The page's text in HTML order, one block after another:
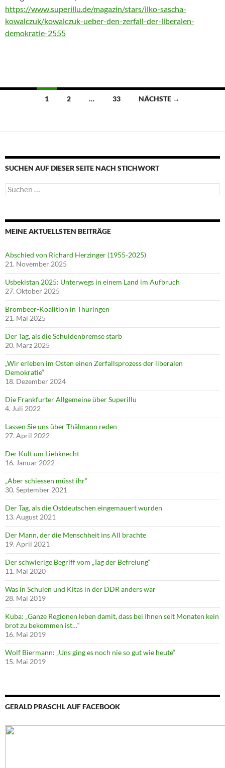
https://www.superillu.de/magazin/stars/ilko-sascha-
kowalczuk/kowalczuk-ueber-den-zerfall-der-liberalen-
demokratie-2555
Beitragsnavigation
1 2 … 33 NÄCHSTE →
SUCHEN AUF DIESER SEITE NACH STICHWORT
Suche
nach:
MEINE AKTUELLSTEN BEITRÄGE
Abschied von Richard Herzinger (1955-2025)
21. November 2025
Usbekistan 2025: Unterwegs in einem Land im Aufbruch
27. Oktober 2025
Brombeer-Koalition in Thüringen
21. Mai 2025
Der Tag, als die Schuldenbremse starb
20. März 2025
„Wir erleben im Osten einen Zerfallsprozess der liberalen
Demokratie“
18. Dezember 2024
Die Frankfurter Allgemeine über Superillu
4. Juli 2022
Lassen Sie uns über Thälmann reden
27. April 2022
Der Kult um Liebknecht
16. Januar 2022
„Aber schiessen müsst ihr“
30. September 2021
Der Tag, als die Ostdeutschen eingemauert wurden
13. August 2021
Der Mann, der die Menschheit ins All brachte
19. April 2021
Der schwierige Begriff vom „Tag der Befreiung“
11. Mai 2020
Was in Schulen und Kitas in der DDR anders war
28. Mai 2019
Kuba: „Ganze Regionen leben damit, dass bei Ihnen seit Monaten kein
brot zu bekommen ist…“
16. Mai 2019
Wolf Biermann: „Uns ging es noch nie so gut wie heute“
15. Mai 2019
GERALD PRASCHL AUF FACEBOOK